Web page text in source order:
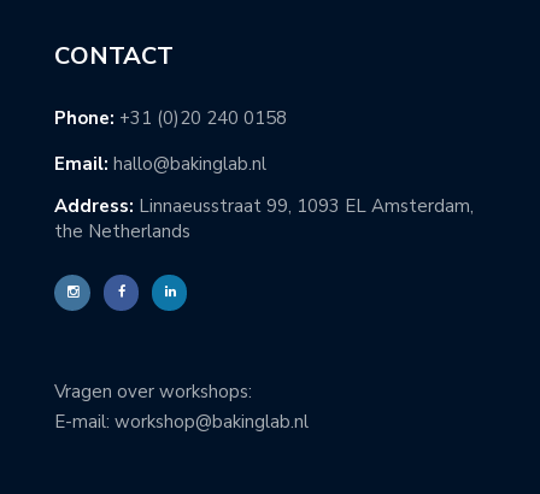
CONTACT
Phone: +31 (0)20 240 0158
Email: hallo@bakinglab.nl
Address: Linnaeusstraat 99, 1093 EL Amsterdam,
the Netherlands
Vragen over workshops:
E-mail: workshop@bakinglab.nl